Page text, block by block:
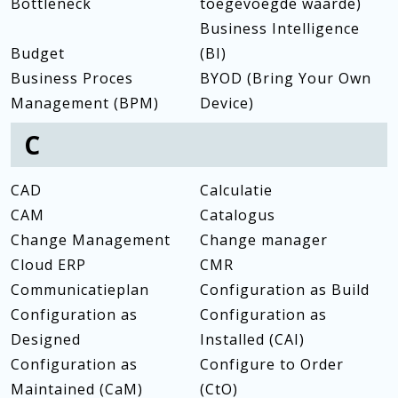
Budget
Business Intelligence
(BI)
Business Proces
Management (BPM)
BYOD (Bring Your Own
Device)
C
CAD
Calculatie
CAM
Catalogus
Change Management
Change manager
Cloud ERP
CMR
Communicatieplan
Configuration as Build
Configuration as
Designed
Configuration as
Installed (CAI)
Configuration as
Maintained (CaM)
Configure to Order
(CtO)